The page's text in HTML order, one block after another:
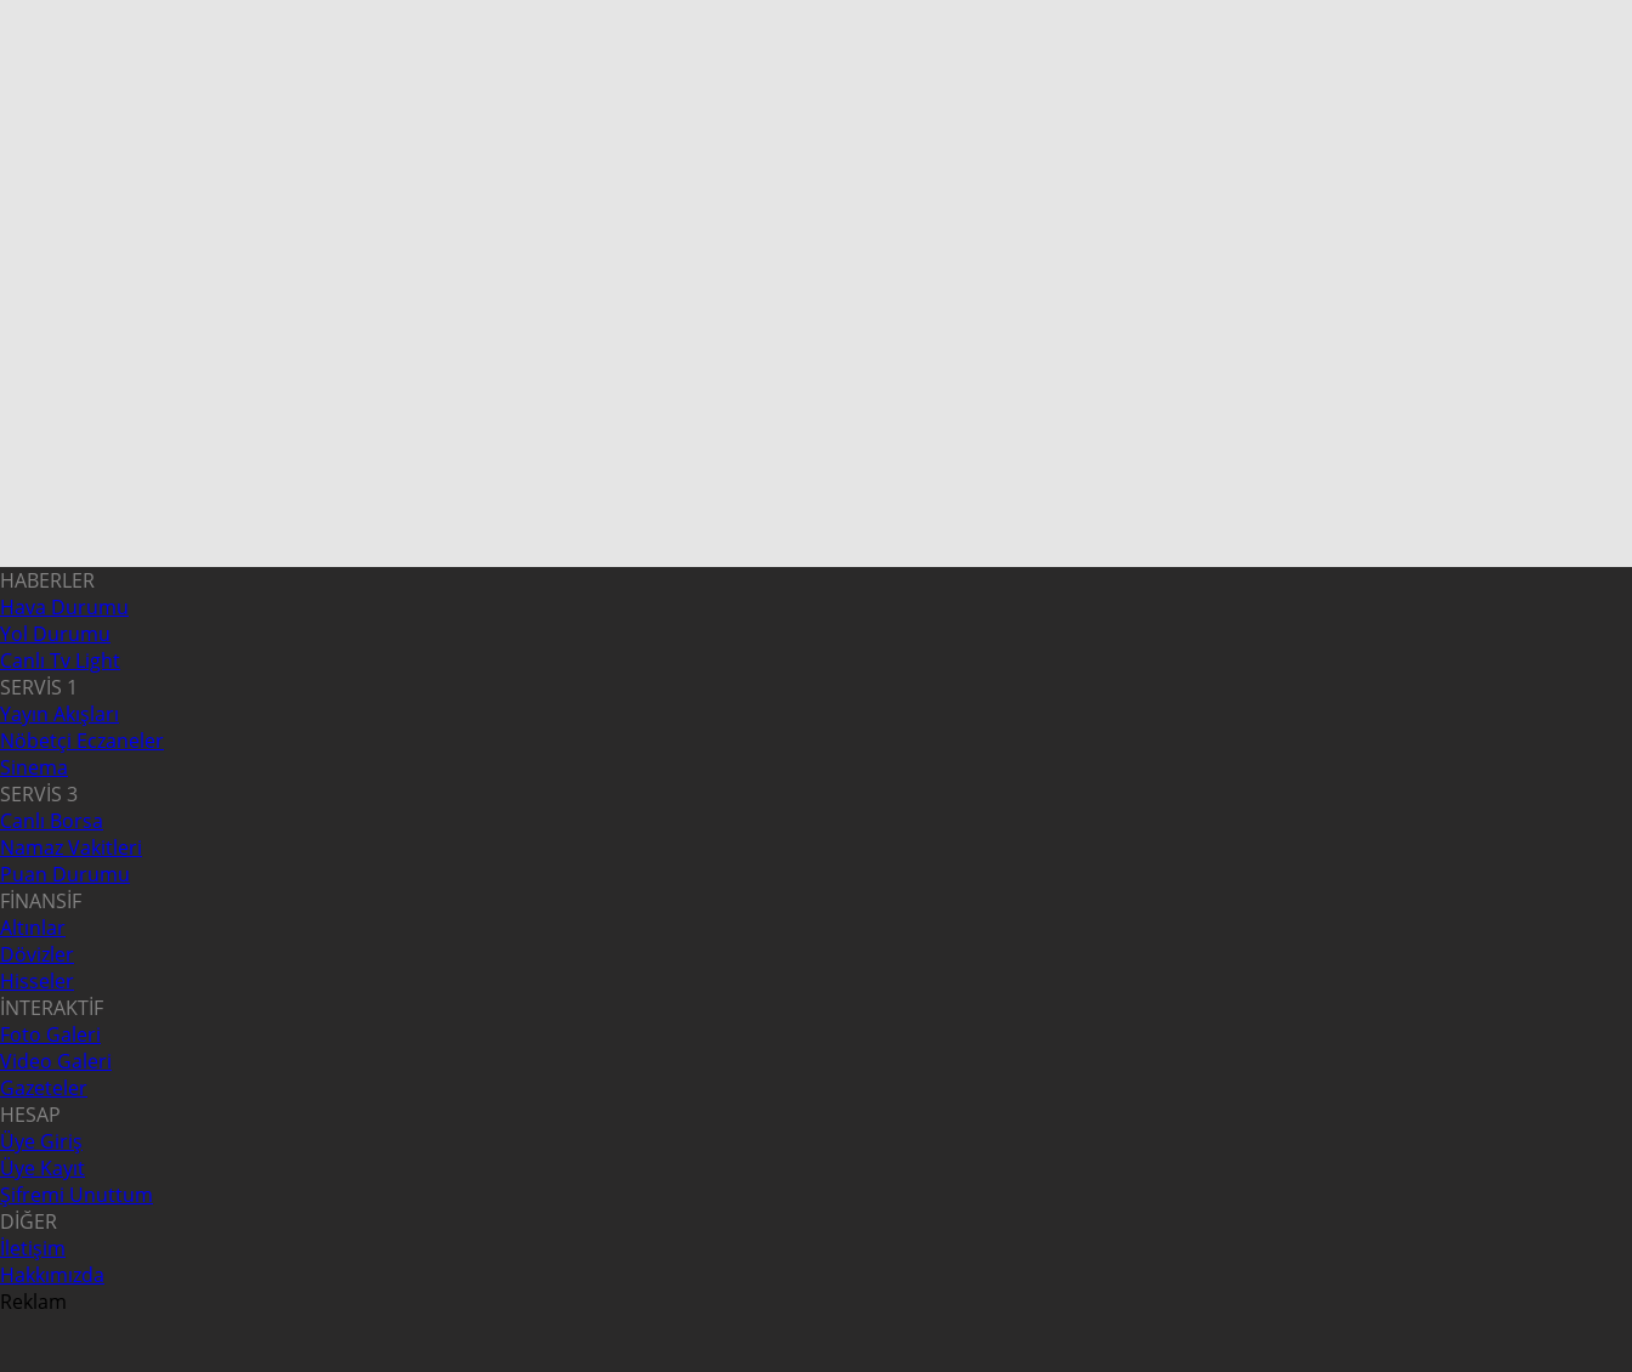
HABERLER
Hava Durumu
Yol Durumu
Canlı Tv Light
SERVİS 1
Yayın Akışları
Nöbetçi Eczaneler
Sinema
SERVİS 3
Canlı Borsa
Namaz Vakitleri
Puan Durumu
FİNANSİF
Altınlar
Dövizler
Hisseler
İNTERAKTİF
Foto Galeri
Video Galeri
Gazeteler
HESAP
Üye Giriş
Üye Kayıt
Şifremi Unuttum
DİĞER
İletişim
Hakkımızda
Reklam